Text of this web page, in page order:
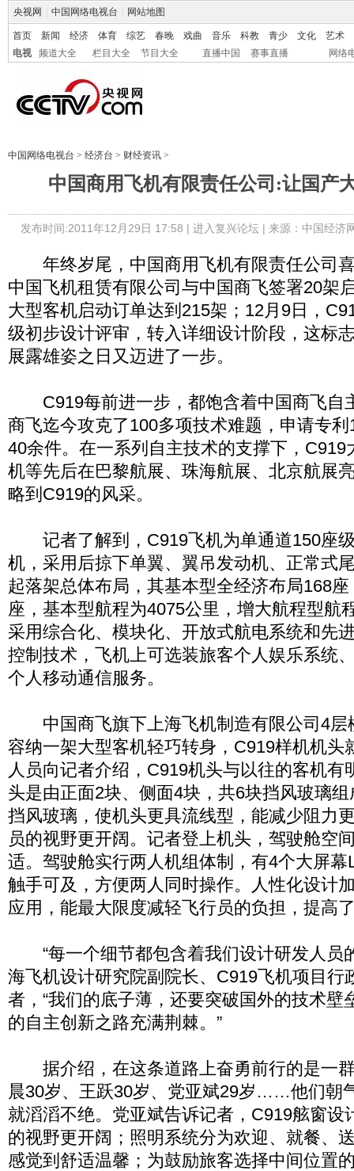
央视网 中国网络电视台 网站地图
首页 新闻 经济 体育 综艺 春晚 戏曲 音乐 科教 青少 文化
艺术
电视
频道大全 栏目大全 节目大全 直播中国 赛事直播 网络
中国网络电视台 > 经济台 > 财经资讯 >
中国商用飞机有限责任公司:让国产
发布时间:2011年12月29日 17:58 | 进入复兴论坛| 来源：中国经济
年终岁尾，中国商用飞机有限责任公司
中国飞机租赁有限公司与中国商飞签署20架
大型客机启动订单达到215架；12月9日，
级初步设计评审，转入详细设计阶段，这标
展露雄姿之日又迈进了一步。
C919每前进一步，都饱含着中国商飞自
商飞迄今攻克了100多项技术难题，申请专
40余件。在一系列自主技术的支撑下，C919
机等先后在巴黎航展、珠海航展、北京航展
略到C919的风采。
记者了解到，C919飞机为单通道150座
机，采用后掠下单翼、翼吊发动机、正常式
起落架总体布局，其基本型全经济布局168
座，基本型航程为4075公里，增大航程型航
采用综合化、模块化、开放式航电系统和先
控制技术，飞机上可选装旅客个人娱乐系统
个人移动通信服务。
中国商飞旗下上海飞机制造有限公司4层
容纳一架大型客机轻巧转身，C919样机机头
人员向记者介绍，C919机头与以往的客机有
头是由正面2块、侧面4块，共6块挡风玻璃
挡风玻璃，使机头更具流线型，能减少阻力
员的视野更开阔。记者登上机头，驾驶舱空
适。驾驶舱实行两人机组体制，有4个大屏
触手可及，方便两人同时操作。人性化设计
应用，能最大限度减轻飞行员的负担，提高
“每一个细节都包含着我们设计研发人员
海飞机设计研究院副院长、C919飞机项目行
者，“我们的底子薄，还要突破国外的技术壁
的自主创新之路充满荆棘。”
据介绍，在这条道路上奋勇前行的是一
晨30岁、王跃30岁、党亚斌29岁……他们朝
就滔滔不绝。党亚斌告诉记者，C919舷窗设
的视野更开阔；照明系统分为欢迎、就餐、
感觉到舒适温馨；为鼓励旅客选择中间位置